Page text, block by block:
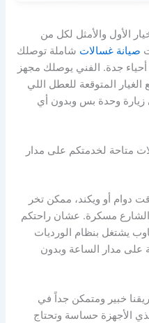
الأول والأمثل لكل من
صيانة غسالات شاملة توصلك
جدة. الفني يوصلك مجهز
المتوقعة للعطل اللي
وحدة بس وبدون أي
متاحة لخدمتكم على مدار
دوام أو ويكند، ممكن تخر
الشارع مسكرة. عشان راحتكم
يشتغل بنظام الورديات
على مدار الساعة وبدون
خبير ومتمكن جداً في
الأجهزة حساسة وتحتاج